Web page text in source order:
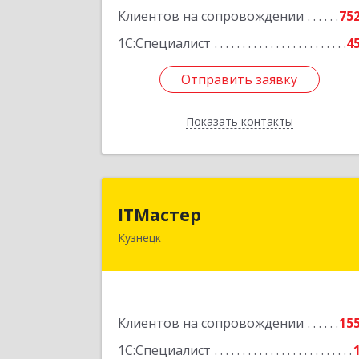
Клиентов на сопровождении
1С:Специалист
Отправить заявку
Показать контакты
Отправить заявку
Назад
ITМастер
Кузнецк
Клиентов на сопровождении
1С:Специалист
1
442537, Пензенская обл, Кузнецк г,
Подробнее